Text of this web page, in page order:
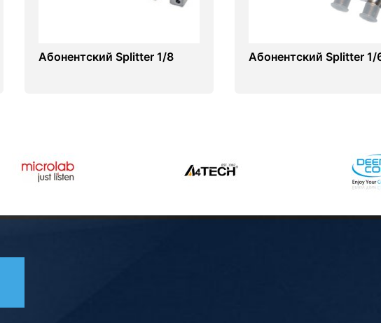
Абонентский Splitter 1/8 Абонентский Splitter 1/